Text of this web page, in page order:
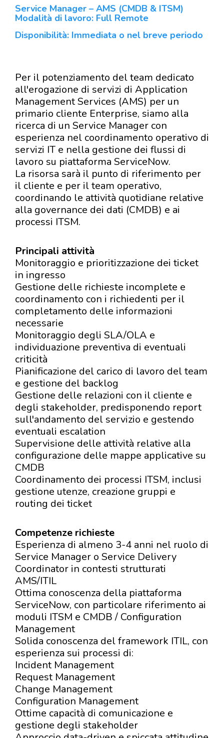
Service Manager – AMS (CMDB & ITSM)
Modalità di lavoro: Full Remote
Disponibilità: Immediata o nel breve periodo
Per il potenziamento del team dedicato
all'erogazione di servizi di Application
Management Services (AMS) per un
primario cliente Enterprise, siamo alla
ricerca di un Service Manager con
esperienza nel coordinamento operativo di
servizi IT e nella gestione dei flussi di
lavoro su piattaforma ServiceNow.
La risorsa sarà il punto di riferimento per
il cliente e per il team operativo,
coordinando le attività quotidiane relative
alla governance dei dati (CMDB) e ai
processi ITSM.
Principali attività
Monitoraggio e prioritizzazione dei ticket
in ingresso
Gestione delle richieste incomplete e
coordinamento con i richiedenti per il
completamento delle informazioni
necessarie
Monitoraggio degli SLA/OLA e
individuazione preventiva di eventuali
criticità
Pianificazione del carico di lavoro del team
e gestione del backlog
Gestione delle relazioni con il cliente e
degli stakeholder, predisponendo report
sull'andamento del servizio e gestendo
eventuali escalation
Supervisione delle attività relative alla
configurazione delle mappe applicative su
CMDB
Coordinamento dei processi ITSM, inclusi
gestione utenze, creazione gruppi e
routing dei ticket
Competenze richieste
Esperienza di almeno 3-4 anni nel ruolo di
Service Manager o Service Delivery
Coordinator in contesti strutturati
AMS/ITIL
Ottima conoscenza della piattaforma
ServiceNow, con particolare riferimento ai
moduli ITSM e CMDB / Configuration
Management
Solida conoscenza del framework ITIL, con
esperienza sui processi di:
Incident Management
Request Management
Change Management
Configuration Management
Ottime capacità di comunicazione e
gestione degli stakeholder